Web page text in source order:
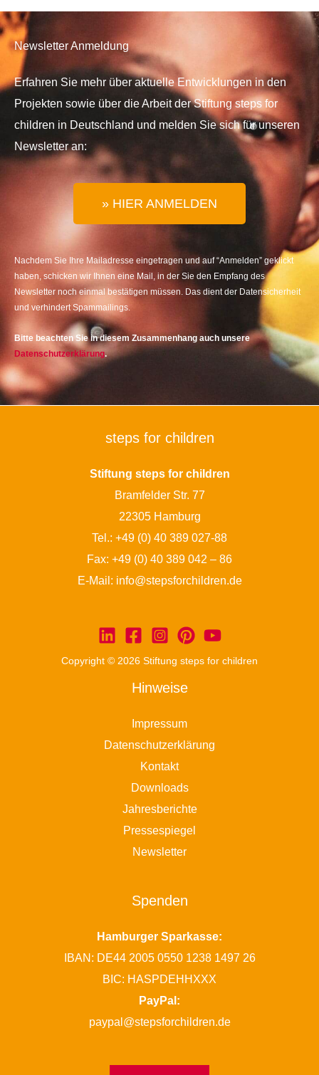
Newsletter Anmeldung
Erfahren Sie mehr über aktuelle Entwicklungen in den
Projekten sowie über die Arbeit der Stiftung steps for
children in Deutschland und melden Sie sich für unseren
Newsletter an:
» HIER ANMELDEN
Nachdem Sie Ihre Mailadresse eingetragen und auf “Anmelden” geklickt
haben, schicken wir Ihnen eine Mail, in der Sie den Empfang des
Newsletter noch einmal bestätigen müssen. Das dient der Datensicherheit
und verhindert Spammailings.
Bitte beachten Sie in diesem Zusammenhang auch unsere
Datenschutzerklärung.
steps for children
Stiftung steps for children
Bramfelder Str. 77
22305 Hamburg
Tel.: +49 (0) 40 389 027-88
Fax: +49 (0) 40 389 042 – 86
E-Mail: info@stepsforchildren.de
Copyright © 2026 Stiftung steps for children
Hinweise
Impressum
Datenschutzerklärung
Kontakt
Downloads
Jahresberichte
Pressespiegel
Newsletter
Spenden
Hamburger Sparkasse:
IBAN: DE44 2005 0550 1238 1497 26
BIC: HASPDEHHXXX
PayPal:
paypal@stepsforchildren.de